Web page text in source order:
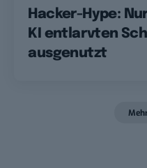
Hacker-Hype:
KI entlarvten
ausgenutzt